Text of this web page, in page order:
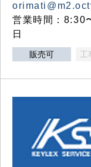
営業時間：8:30
日
販売可 工